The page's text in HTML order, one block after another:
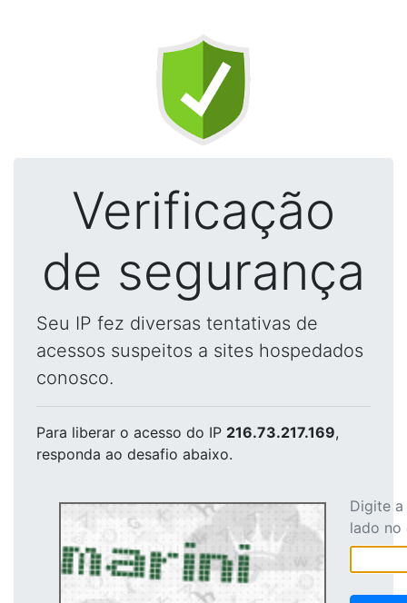
Verificação
de segurança
Seu IP fez diversas tentativas de
acessos suspeitos a sites hospedados
conosco.
Para liberar o acesso do IP 216.73.217.169,
responda ao desafio abaixo.
Digite
lado no